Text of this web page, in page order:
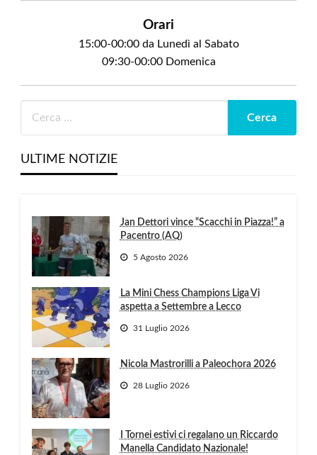
Orari
15:00-00:00 da Lunedì al Sabato
09:30-00:00 Domenica
ULTIME NOTIZIE
Jan Dettori vince “Scacchi in Piazza!” a
Pacentro (AQ)
5 Agosto 2026
La Mini Chess Champions Liga Vi
aspetta a Settembre a Lecco
31 Luglio 2026
Nicola Mastrorilli a Paleochora 2026
28 Luglio 2026
I Tornei estivi ci regalano un Riccardo
Manella Candidato Nazionale!